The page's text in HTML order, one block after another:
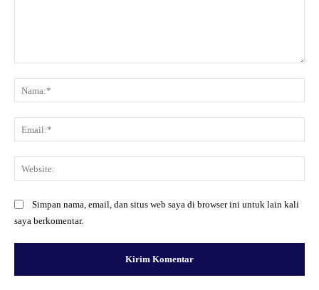
Simpan nama, email, dan situs web saya di browser ini untuk lain kali
saya berkomentar.